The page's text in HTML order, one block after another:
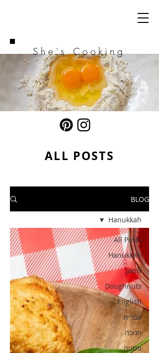
She's Cooking
ALL POSTS
BLOG
All Posts
Hanukkah
Jams
Doughnuts
English
עברית
חנוכה
פסטה
Hanukkah